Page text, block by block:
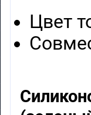
Цвет